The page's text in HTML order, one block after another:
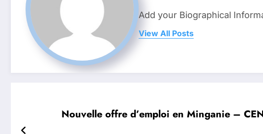
Add your Biographical
View All Posts
Nouvelle offre d’emploi en Minganie –